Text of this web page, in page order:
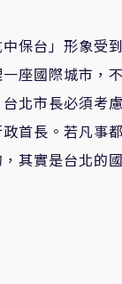
保台」形象受
座國際城市，
北市長必須考
首長。若凡事
其實是台北的